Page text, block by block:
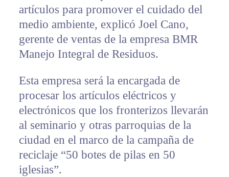
artículos para promover el cuidado del
medio ambiente, explicó Joel Cano,
gerente de ventas de la empresa BMR
Manejo Integral de Residuos.
Esta empresa será la encargada de
procesar los artículos eléctricos y
electrónicos que los fronterizos llevarán
al seminario y otras parroquias de la
ciudad en el marco de la campaña de
reciclaje “50 botes de pilas en 50
iglesias”.